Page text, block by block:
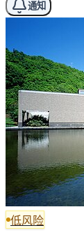
通知
低风险